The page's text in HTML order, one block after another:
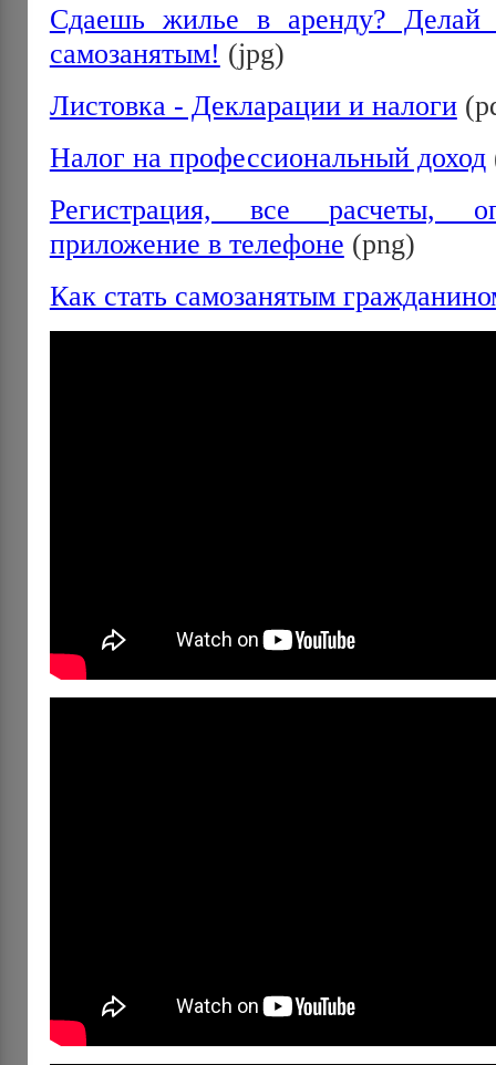
Сдаешь жилье в аренду? Делай
самозанятым! (jpg)
Листовка - Декларации и налоги
Налог на профессиональный доход
Регистрация, все расчеты,
приложение в телефоне (png)
Как стать самозанятым